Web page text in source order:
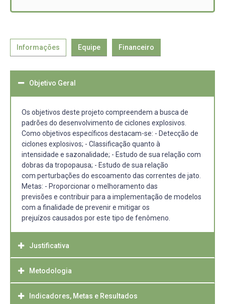
Informações Equipe Financeiro
Objetivo Geral
Os objetivos deste projeto compreendem a busca de
padrões do desenvolvimento de ciclones explosivos.
Como objetivos específicos destacam-se: - Detecção de
ciclones explosivos; - Classificação quanto à
intensidade e sazonalidade; - Estudo de sua relação com
dobras da tropopausa; - Estudo de sua relação
com perturbações do escoamento das correntes de jato.
Metas: - Proporcionar o melhoramento das
previsões e contribuir para a implementação de modelos
com a finalidade de prevenir e mitigar os
prejuízos causados por este tipo de fenômeno.
Justificativa
Ciclogênese explosiva é um fenômeno de difícil previsão
pela rapidez com que ocorre o aprofundamento da
pressão a superfície e pela falta de dados meteorológicos
Metodologia
Para detectar os casos de ciclogênese explosiva serão
Indicadores, Metas e Resultados